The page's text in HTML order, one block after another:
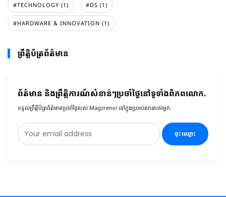
#TECHNOLOGY (1) #DS (1)
#HARDWARE & INNOVATION (1)
ព្រឹត្តិប័ត្រព័ត៌មាន
ព័ត៌មាន និងព្រឹត្តិការណ៍សំខាន់ៗប្រចាំថ្ងៃនៅទូទាំងពិភពលោក.
ទទួលព្រឹត្តិប័ត្រព័ត៌មានប្រចាំថ្ងៃរបស់ Magzrenvi នៅក្នុងប្រអប់សាររបស់អ្នក.
ចុះឈ្មោះ